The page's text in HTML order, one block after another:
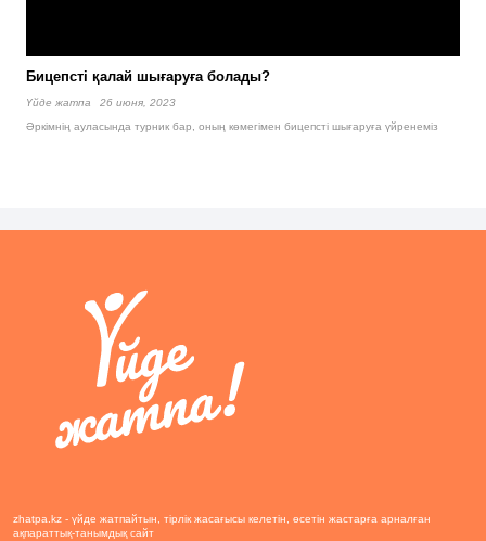
Бицепсті қалай шығаруға болады?
Үйде жатпа
26 июня, 2023
Әркімнің ауласында турник бар, оның көмегімен бицепсті шығаруға үйренеміз
zhatpa.kz - үйде жатпайтын, тірлік жасағысы келетін, өсетін жастарға арналған
ақпараттық-танымдық сайт